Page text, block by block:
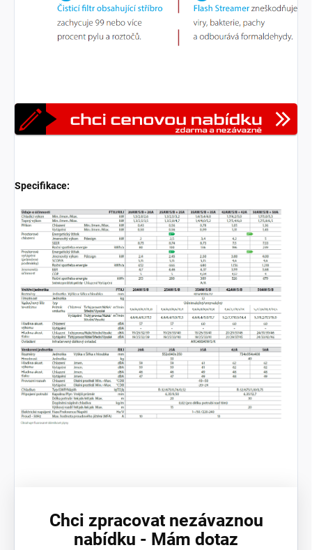
Specifikace:
Chci zpracovat nezávaznou
nabídku - Mám dotaz